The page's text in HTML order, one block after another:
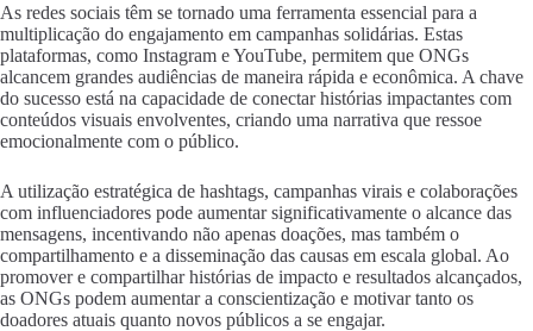
As redes sociais têm se tornado uma ferramenta essencial para a
multiplicação do engajamento em campanhas solidárias. Estas
plataformas, como Instagram e YouTube, permitem que ONGs
alcancem grandes audiências de maneira rápida e econômica. A chave
do sucesso está na capacidade de conectar histórias impactantes com
conteúdos visuais envolventes, criando uma narrativa que ressoe
emocionalmente com o público.
A utilização estratégica de hashtags, campanhas virais e colaborações
com influenciadores pode aumentar significativamente o alcance das
mensagens, incentivando não apenas doações, mas também o
compartilhamento e a disseminação das causas em escala global. Ao
promover e compartilhar histórias de impacto e resultados alcançados,
as ONGs podem aumentar a conscientização e motivar tanto os
doadores atuais quanto novos públicos a se engajar.